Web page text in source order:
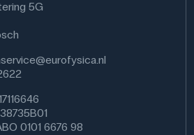
5G
0101 6676 98